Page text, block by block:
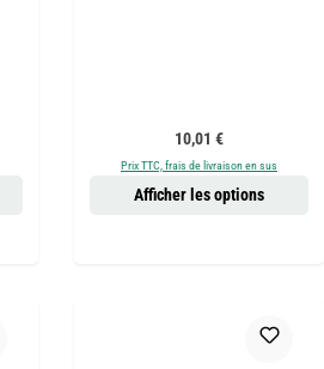
Prix régulier :
10,01 €
Prix TTC, frais de livraison en sus
Afficher les options